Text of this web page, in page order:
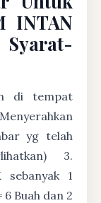
INTAN
di tempat
yg telah
3.
sebanyak 1
Buah dan 2